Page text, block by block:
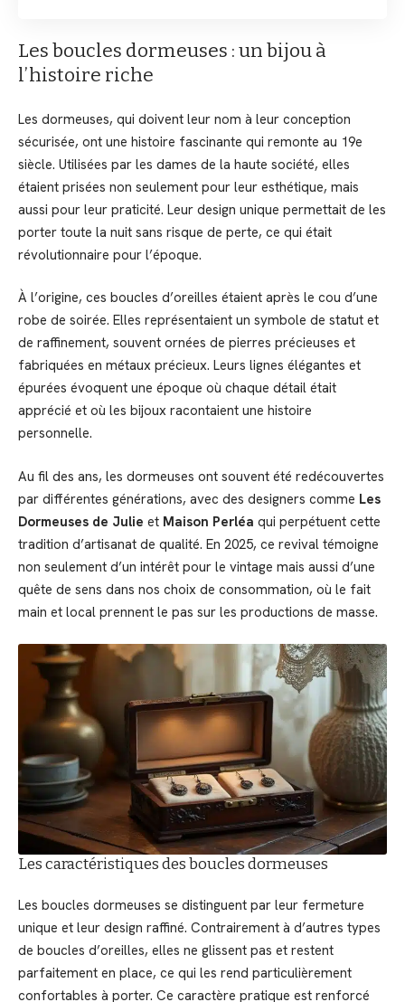
Les boucles dormeuses : un bijou à
l’histoire riche
Les dormeuses, qui doivent leur nom à leur conception
sécurisée, ont une histoire fascinante qui remonte au 19e
siècle. Utilisées par les dames de la haute société, elles
étaient prisées non seulement pour leur esthétique, mais
aussi pour leur praticité. Leur design unique permettait de les
porter toute la nuit sans risque de perte, ce qui était
révolutionnaire pour l’époque.
À l’origine, ces boucles d’oreilles étaient après le cou d’une
robe de soirée. Elles représentaient un symbole de statut et
de raffinement, souvent ornées de pierres précieuses et
fabriquées en métaux précieux. Leurs lignes élégantes et
épurées évoquent une époque où chaque détail était
apprécié et où les bijoux racontaient une histoire
personnelle.
Au fil des ans, les dormeuses ont souvent été redécouvertes
par différentes générations, avec des designers comme Les
Dormeuses de Julie et Maison Perléa qui perpétuent cette
tradition d’artisanat de qualité. En 2025, ce revival témoigne
non seulement d’un intérêt pour le vintage mais aussi d’une
quête de sens dans nos choix de consommation, où le fait
main et local prennent le pas sur les productions de masse.
Les caractéristiques des boucles dormeuses
Les boucles dormeuses se distinguent par leur fermeture
unique et leur design raffiné. Contrairement à d’autres types
de boucles d’oreilles, elles ne glissent pas et restent
parfaitement en place, ce qui les rend particulièrement
confortables à porter. Ce caractère pratique est renforcé